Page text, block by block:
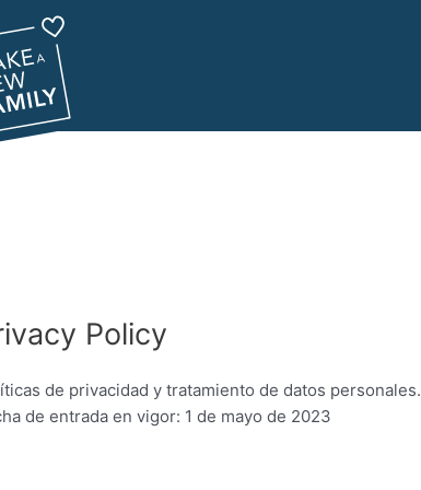
Policy
de privacidad y tratamiento de datos personales.
de entrada en vigor: 1 de mayo de 2023